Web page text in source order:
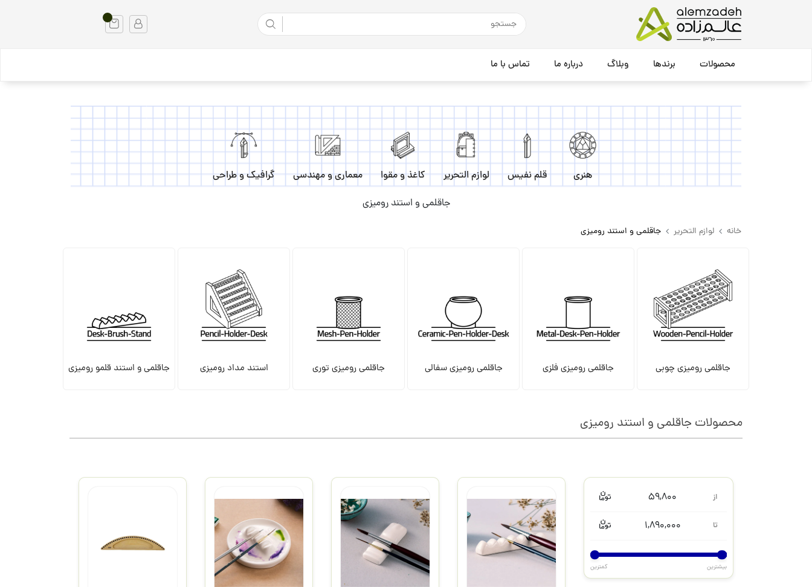
محصولات برندها وبلاگ درباره ما تماس با ما
هنری قلم نفیس لوازم التحریر کاغذ و مقوا معماری و مهندسی
گرافیک و طراحی
جاقلمی و استند رومیزی
خانه لوازم التحریر جاقلمی و استند رومیزی
جاقلمی رومیزی چوبی جاقلمی رومیزی فلزی جاقلمی رومیزی سفالی جاقلمی رومیزی توری استند مداد رومیزی جاقلمی و استند قلمو رومیزی
محصولات جاقلمی و استند رومیزی
/
از 59,800
تا 1,890,000
بیشترین کمترین